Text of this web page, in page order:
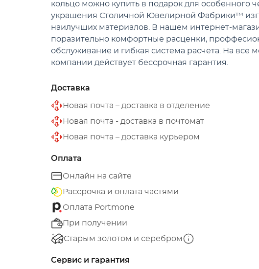
кольцо можно купить в подарок для особенного
украшения Столичной Ювелирной Фабрики™
наилучших материалов. В нашем интернет-
поразительно комфортные расценки,
обслуживание и гибкая система расчета. На все
компании действует бессрочная гарантия.
Доставка
Новая почта – доставка в отделение
Новая почта - доставка в почтомат
Новая почта – доставка курьером
Оплата
Онлайн на сайте
Рассрочка и оплата частями
Оплата Portmone
При получении
Старым золотом и серебром
Сервис и гарантия